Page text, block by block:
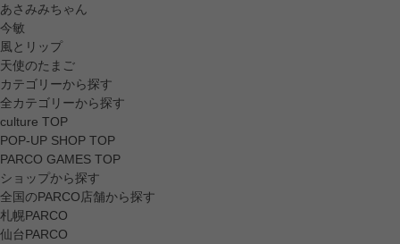
あさみみちゃん
今敏
風とリップ
天使のたまご
カテゴリーから探す
全カテゴリーから探す
culture TOP
POP-UP SHOP TOP
PARCO GAMES TOP
ショップから探す
全国のPARCO店舗から探す
札幌PARCO
仙台PARCO